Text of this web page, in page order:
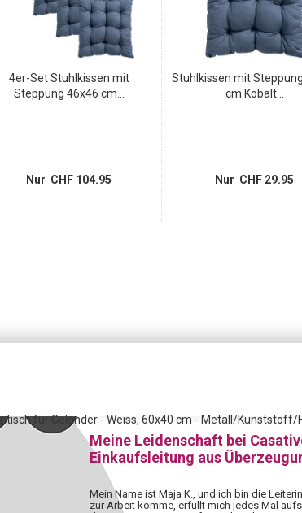
4er-Set Stuhlkissen mit
Steppung 46x46 cm...
Nur CHF 104.95
Stuhlkissen mit
cm Kobalt...
Nur CHF 29.95
für Geländer - Weiss, 60x40 cm - Metall/
Meine Leidenschaft bei
Einkaufsleitung aus
Mein Name ist Maja K., und ich bin die
zur Arbeit komme, erfüllt mich jedes Mal